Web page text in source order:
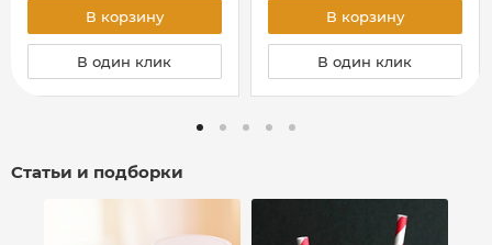
В корзину
В один клик
В корзину
В один клик
Статьи и подборки